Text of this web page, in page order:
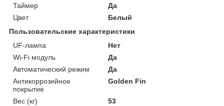
Таймер
Да
Цвет
Белый
Пользовательские характеристики
UF-лампа
Нет
Wi-Fi модуль
Да
Автоматический режим
Да
Антикоррозийное
покрытие
Golden Fin
Вес (кг)
53